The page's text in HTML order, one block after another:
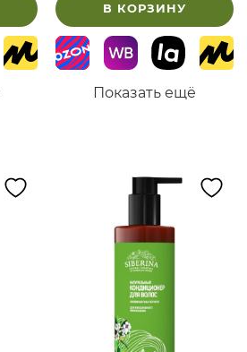
В КОРЗИНУ
Показать ещё